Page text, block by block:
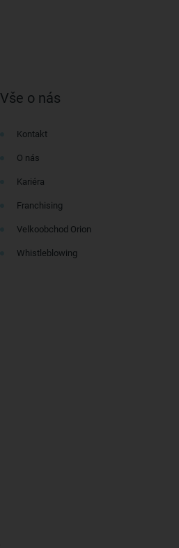
Vše o nás
Kontakt
O nás
Kariéra
Franchising
Velkoobchod Orion
Whistleblowing